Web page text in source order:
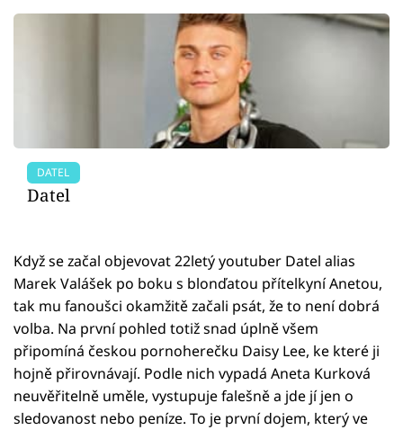
DATEL
Datel
Když se začal objevovat 22letý youtuber Datel alias
Marek Valášek po boku s blonďatou přítelkyní Anetou,
tak mu fanoušci okamžitě začali psát, že to není dobrá
volba. Na první pohled totiž snad úplně všem
připomíná českou pornoherečku Daisy Lee, ke které ji
hojně přirovnávají. Podle nich vypadá Aneta Kurková
neuvěřitelně uměle, vystupuje falešně a jde jí jen o
sledovanost nebo peníze. To je první dojem, který ve